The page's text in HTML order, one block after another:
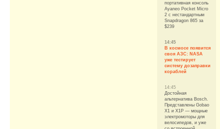
портативная консоль
Ayaneo Pocket Micro
2 с нестандартным
Snapdragon 865 за
$239
14:45
В космосе появится
своя АЗС: NASA
уже тестирует
систему дозаправки
кораблей
14:45
Достойная
альтернатива Bosch.
Представлены Gobao
X1 и X1P — мощные
электромоторы для
велосипедов, и уже